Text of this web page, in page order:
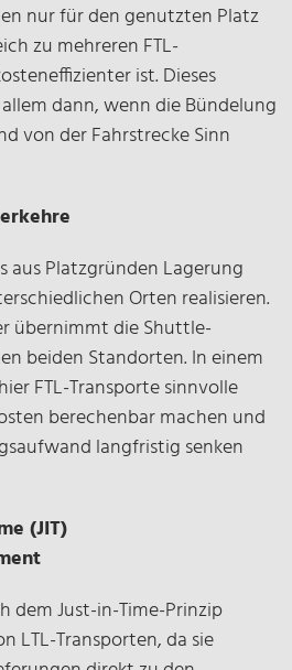
nur für den genutzten Platz
zu mehreren FTL-
ist. Dieses
dann, wenn die Bündelung
von der Fahrstrecke Sinn
aus Platzgründen Lagerung
Orten realisieren.
übernimmt die Shuttle-
beiden Standorten. In einem
FTL-Transporte sinnvolle
berechenbar machen und
langfristig senken
(JIT)
dem Just-in-Time-Prinzip
LTL-Transporten, da sie